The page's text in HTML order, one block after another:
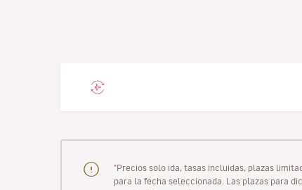
"Precios solo ida, tasas incluidas, plazas
para la fecha seleccionada. Las plazas para